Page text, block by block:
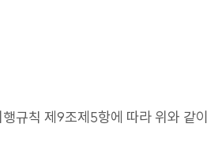
행규칙 제9조제5항에 따라 위와 같이